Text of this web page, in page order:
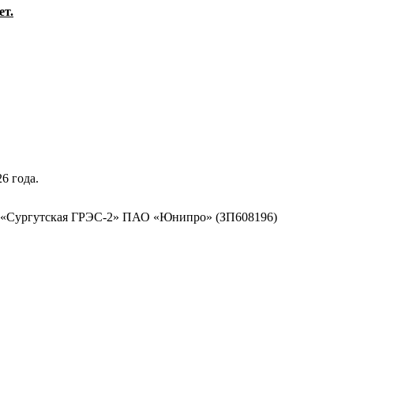
года.
«Сургутская ГРЭС-2» ПАО «Юнипро» (ЗП608196)